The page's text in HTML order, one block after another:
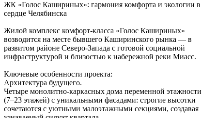
ЖК «Голос Кашириных»: гармония комфорта и экологии в
сердце Челябинска
Жилой комплекс комфорт‑класса «Голос Кашириных»
возводится на месте бывшего Каширинского рынка — в
развитом районе Северо‑Запада с готовой социальной
инфраструктурой и близостью к набережной реки Миасс.
Ключевые особенности проекта:
Архитектура будущего.
Четыре монолитно‑каркасных дома переменной этажности
(7–23 этажей) с уникальными фасадами: строгие высотки
сочетаются с уютными малоэтажными секциями, создавая